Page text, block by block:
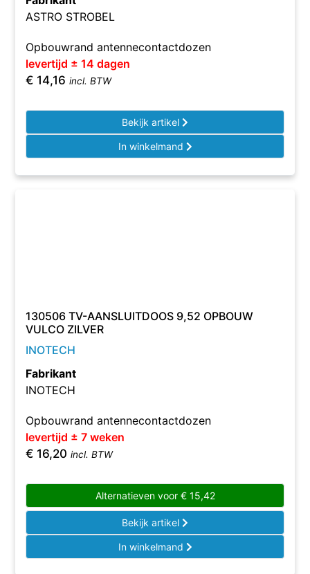
ASTRO STROBEL
Opbouwrand antennecontactdozen
levertijd ± 14 dagen
€ 14,16 incl. BTW
Bekijk artikel
In winkelmand
130506 TV-AANSLUITDOOS 9,52 OPBOUW
VULCO ZILVER
INOTECH
Fabrikant
INOTECH
Opbouwrand antennecontactdozen
levertijd ± 7 weken
€ 16,20 incl. BTW
Alternatieven voor €15,42
Bekijk artikel
In winkelmand